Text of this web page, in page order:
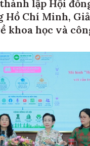
lập Hội
Hồ Chí Minh,
khoa học và